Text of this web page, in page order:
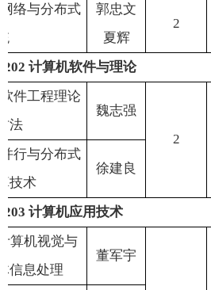
网络与分布式
郭忠文
夏辉
2
计算机软件与理论
软件工程理论
法
魏志强
2
并行与分布式
技术
徐建良
计算机应用技术
算机视觉与
信息处理
董军宇